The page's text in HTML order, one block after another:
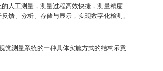
人工测量，测量过程高效快捷，测量精度
馈、分析、存储与显示，实现数字化检测。
觉测量系统的一种具体实施方式的结构示意